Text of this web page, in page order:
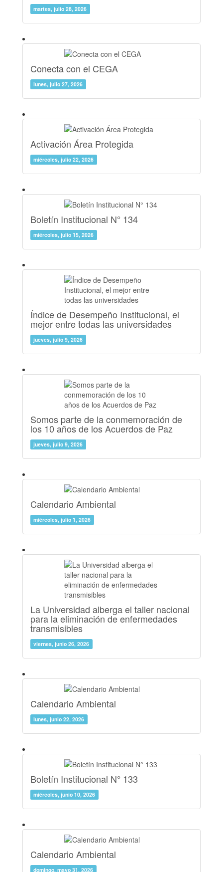
martes, julio 28, 2026
Conecta con el CEGA
lunes, julio 27, 2026
Activación Área Protegida
miércoles, julio 22, 2026
Boletín Institucional N° 134
miércoles, julio 15, 2026
Índice de Desempeño Institucional, el
mejor entre todas las universidades
jueves, julio 9, 2026
Somos parte de la conmemoración de
los 10 años de los Acuerdos de Paz
jueves, julio 9, 2026
Calendario Ambiental
miércoles, julio 1, 2026
La Universidad alberga el taller nacional
para la eliminación de enfermedades
transmisibles
viernes, junio 26, 2026
Calendario Ambiental
lunes, junio 22, 2026
Boletín Institucional N° 133
miércoles, junio 10, 2026
Calendario Ambiental
domingo, mayo 31, 2026